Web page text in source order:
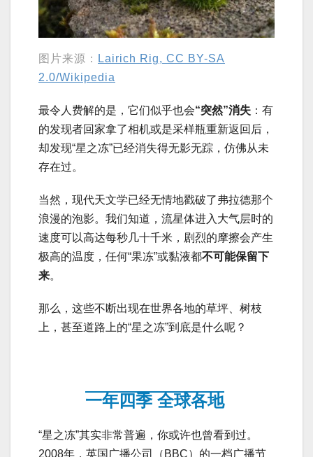
图片来源： Lairich Rig, CC BY-SA
2.0/Wikipedia
最令人费解的是，它们似乎也会“突然”消失 ：有
的发现者回家拿了相机或是采样瓶重新返回后，
却发现“星之冻”已经消失得无影无踪，仿佛从未
存在过。
当然，现代天文学已经无情地戳破了弗拉德那个
浪漫的泡影。我们知道，流星体进入大气层时的
速度可以高达每秒几十千米，剧烈的摩擦会产生
极高的温度，任何“果冻”或黏液都不可能保留下
来。
那么，这些不断出现在世界各地的草坪、树枝
上，甚至道路上的“星之冻”到底是什么呢？
一年四季 全球各地
“星之冻”其实非常普遍，你或许也曾看到过。
2008年，英国广播公司（BBC）的一档广播节